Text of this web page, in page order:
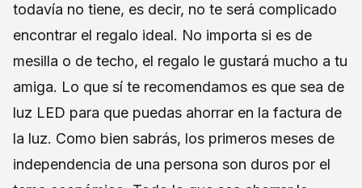
todavía no tiene, es decir, no te será complicado
encontrar el regalo ideal. No importa si es de
mesilla o de techo, el regalo le gustará mucho a tu
amiga. Lo que sí te recomendamos es que sea de
luz LED para que puedas ahorrar en la factura de
la luz. Como bien sabrás, los primeros meses de
independencia de una persona son duros por el